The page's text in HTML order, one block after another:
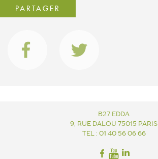
PARTAGER
B27 EDDA
9, RUE DALOU 75015 PARIS
TEL : 01 40 56 06 66